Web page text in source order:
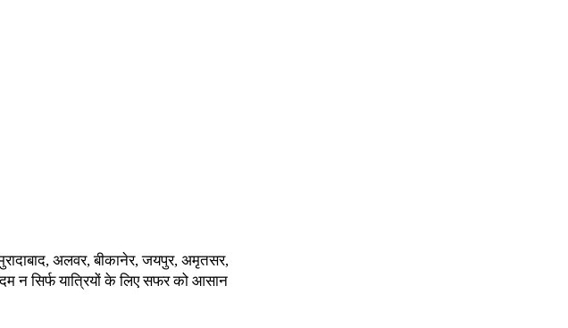
अलवर, बीकानेर, जयपुर, अमृतसर,
न सिर्फ यात्रियों के लिए सफर को आसान